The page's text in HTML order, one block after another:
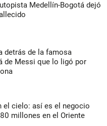
Medellín-Bogotá dejó
detrás de la famosa
de Messi que lo ligó por
el cielo: así es el negocio
millones en el Oriente